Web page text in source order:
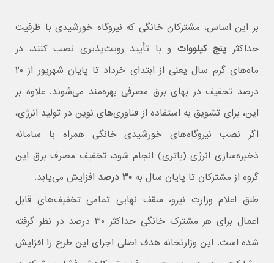
بر این اساس، مشترکان خانگی که نیروگاه خورشیدی با ظرفیت
حداکثر پنج کیلووات و با تأیید رویت‌پذیری نصب کنند، در
ماه‌های گرم سال یعنی از ابتدای خرداد تا پایان شهریور از ۲۰
درصد تخفیف در بهای برق مصرفی بهره‌مند می‌شوند. علاوه بر
این، برای تشویق به استفاده از فناوری‌های نوین در تولید انرژی،
اگر نصب نیروگاه‌های خورشیدی خانگی همراه با سامانه
ذخیره‌سازی انرژی (باتری) انجام شود، تخفیف مصرف برق این
گروه از مشترکان تا پایان سال به۳۰ درصد
افزایش می‌یابد.
طبق اعلام وزارت نیرو، سقف نهایی تمامی تخفیف‌های قابل
اعمال برای هر مشترک خانگی حداکثر ۳۰ درصد در نظر گرفته
شده است. این وزارتخانه هدف اصلی اجرای این طرح را افزایش